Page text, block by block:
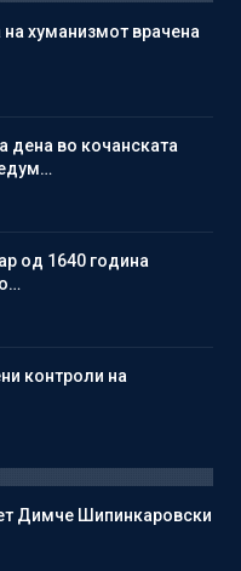
хуманизмот врачена
дена во кочанската
од 1640 година
контроли на
Димче Шипинкаровски